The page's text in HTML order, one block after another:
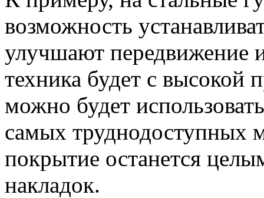
возможность
улучшают передвижение
техника будет с высокой
можно будет
самых труднодоступных
покрытие останется
накладок.